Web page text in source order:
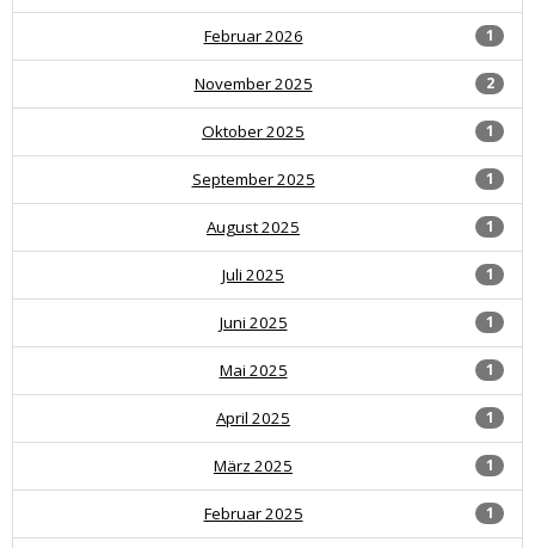
1
Februar 2026
2
November 2025
1
Oktober 2025
1
September 2025
1
August 2025
1
Juli 2025
1
Juni 2025
1
Mai 2025
1
April 2025
1
März 2025
1
Februar 2025